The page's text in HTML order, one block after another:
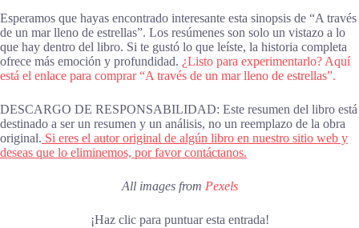
Esperamos que hayas encontrado interesante esta sinopsis de “A través
de un mar lleno de estrellas”. Los resúmenes son solo un vistazo a lo
que hay dentro del libro. Si te gustó lo que leíste, la historia completa
ofrece más emoción y profundidad. ¿Listo para experimentarlo? Aquí
está el enlace para comprar “A través de un mar lleno de estrellas”.
DESCARGO DE RESPONSABILIDAD: Este resumen del libro está
destinado a ser un resumen y un análisis, no un reemplazo de la obra
original. Si eres el autor original de algún libro en nuestro sitio web y
deseas que lo eliminemos, por favor contáctanos.
All images from Pexels
¡Haz clic para puntuar esta entrada!